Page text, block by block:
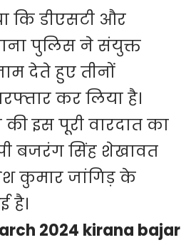
कि डीएसटी और
पुलिस ने संयुक्त
देते हुए तीनों
कर लिया है।
की इस पूरी वारदात का
बजरंग सिंह शेखावत
कुमार जांगिड़ के
है।
2024 kirana bajar